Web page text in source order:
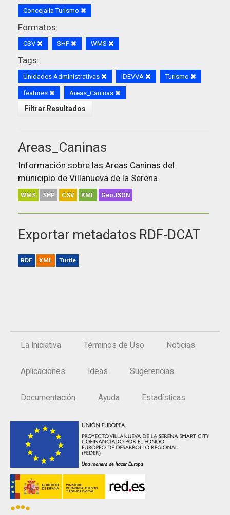
Concejalía Turismo
Formatos:
CSV SHP WMS
Tags:
Unidades Administrativas IDEVVA Turismo
features Areas_Caninas
Filtrar Resultados
Areas_Caninas
Información sobre las Areas Caninas del
municipio de Villanueva de la Serena.
WMS SHP CSV KML GeoJSON
Exportar metadatos RDF-DCAT
RDF XML Turtle
La Iniciativa Términos de Uso Noticias
Aplicaciones Ideas Sugerencias
Documentación Ayuda Estadísticas